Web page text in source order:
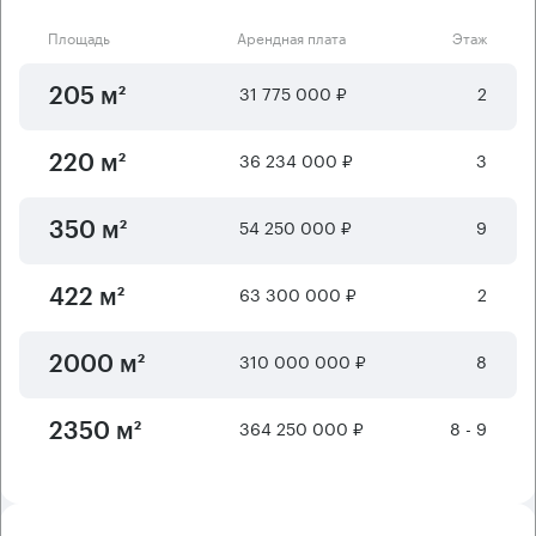
Площадь Арендная плата Этаж
205 м² 31 775 000 ₽ 2
220 м² 36 234 000 ₽ 3
350 м² 54 250 000 ₽ 9
422 м² 63 300 000 ₽ 2
2000 м² 310 000 000 ₽ 8
2350 м² 364 250 000 ₽ 8 - 9